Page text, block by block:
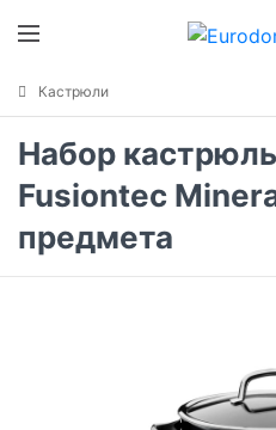
Кастрюли
Набор
Fusiontec
предмета